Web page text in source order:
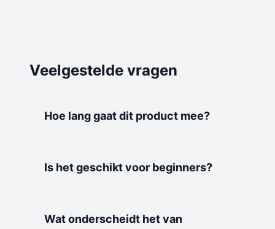
Veelgestelde vragen
Hoe lang gaat dit product mee?
Is het geschikt voor beginners?
Wat onderscheidt het van